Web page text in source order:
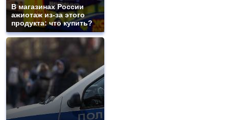
В магазинах России
ажиотаж из-за этого
продукта: что купить?